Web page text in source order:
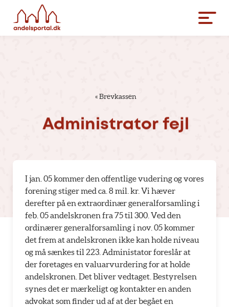
«Brevkassen
Administrator fejl
I jan. 05 kommer den offentlige vudering og vores
forening stiger med ca. 8 mil. kr. Vi hæver
derefter på en extraordinær generalforsamling i
feb. 05 andelskronen fra 75 til 300. Ved den
ordinærer generalforsamling i nov. 05 kommer
det frem at andelskronen ikke kan holde niveau
og må sænkes til 223. Administator foreslår at
der foretages en valuarvurdering for at holde
andelskronen. Det bliver vedtaget. Bestyrelsen
synes det er mærkeligt og kontakter en anden
advokat som finder ud af at der begået en